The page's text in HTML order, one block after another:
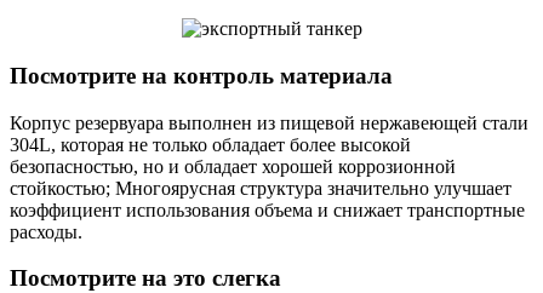
Посмотрите на контроль материала
Корпус резервуара выполнен из пищевой нержавеющей стали
304L, которая не только обладает более высокой
безопасностью, но и обладает хорошей коррозионной
стойкостью; Многоярусная структура значительно улучшает
коэффициент использования объема и снижает транспортные
расходы.
Посмотрите на это слегка